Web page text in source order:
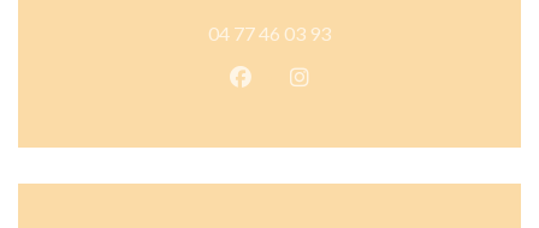
04 77 46 03 93
Facebook ((opens in a new
Instagram ((opens in a